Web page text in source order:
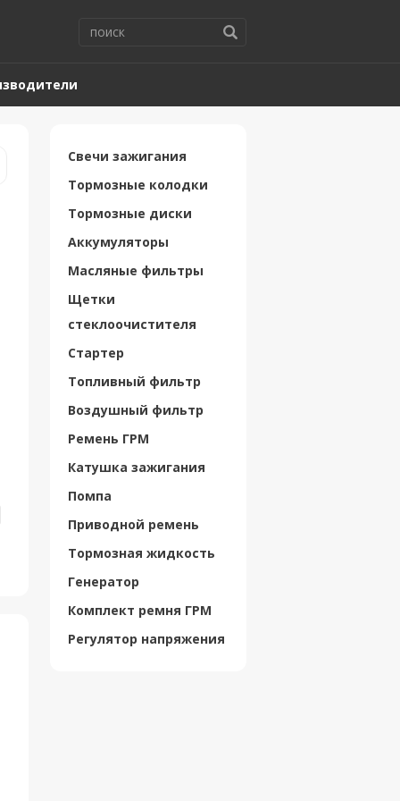
Свечи зажигания
Тормозные колодки
Тормозные диски
Аккумуляторы
Масляные фильтры
Щетки
стеклоочистителя
Стартер
Топливный фильтр
Воздушный фильтр
Ремень ГРМ
Катушка зажигания
Помпа
Приводной ремень
Тормозная жидкость
Генератор
Комплект ремня ГРМ
Регулятор напряжения